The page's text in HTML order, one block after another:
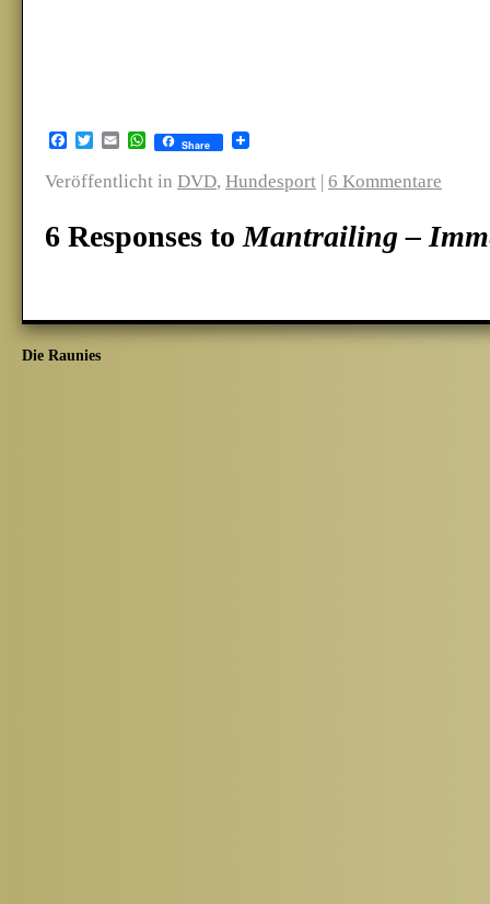
Facebook
TwitterEmailWhatsApp
Share
Veröffentlicht in DVD, Hundesport | 6 Kommentare
6 Responses to Mantrailing –
Die Raunies